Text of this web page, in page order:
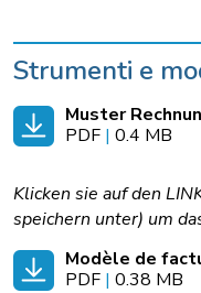
Strumenti e
Muster
PDF | 0.4 MB
Klicken sie auf den
speichern unter) um
Modèle de
PDF | 0.38 MB